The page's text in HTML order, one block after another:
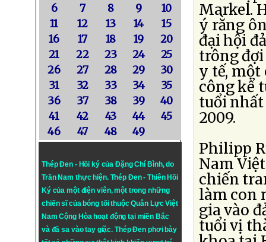
6
7 8 9
10
11
12 13 14
15
16
17 18 19
20
21
22 23 24
25
26
27 28 29
30
31
32 33 34
35
36
37 38 39
40
41
42 43 44
45
46
47 48 49
Thép Đen - Hồi ký của Đặng Chí Bình, do
Trần Nam thực hiện. Thép Đen- Thiên Hồi
Ký của một điện viên, một trong những
chiến sĩ của bóng tối thuộc Quân Lực Việt
Nam Cộng Hòa hoạt động tại miền Bắc
và đã sa vào tay giặc. Thép Đen phơi bày
Markel.
ý rằng
đại hội
trông
y tế, một
công kể
tuổi nhất
2009.
Philipp
Nam
chiến
làm con
gia vào
tuổi vị